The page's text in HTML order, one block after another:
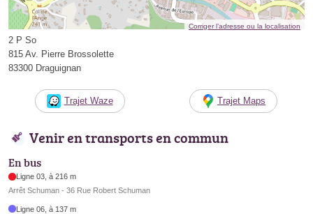
Corriger l’adresse ou la localisation
2 P So
815 Av. Pierre Brossolette
83300 Draguignan
Trajet Waze Trajet Maps
Venir en transports en commun
En bus
Ligne 03, à 216 m
Arrêt Schuman - 36 Rue Robert Schuman
Ligne 06, à 137 m